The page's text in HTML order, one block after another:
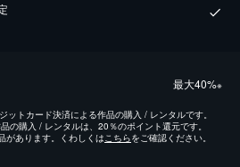
最⼤40%※
ットカード決済による作品の購入 / レンタルです。
の購入 / レンタルは、20％のポイント還元です。
があります。くわしくはこちらをご確認ください。